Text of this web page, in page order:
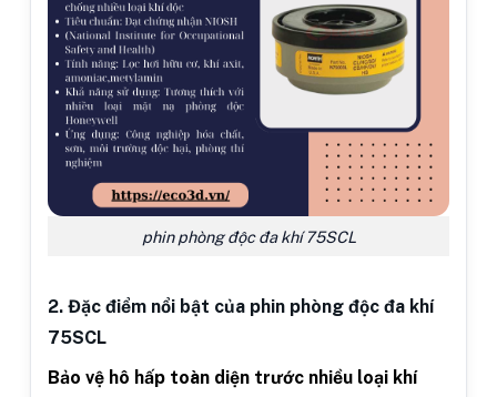
phin phòng độc đa khí 75SCL
2. Đặc điểm nổi bật của phin phòng độc đa khí
75SCL
Bảo vệ hô hấp toàn diện trước nhiều loại khí